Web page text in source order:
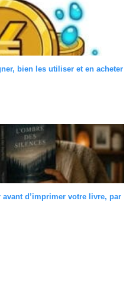
bien les utiliser et en acheter
d’imprimer votre livre, par